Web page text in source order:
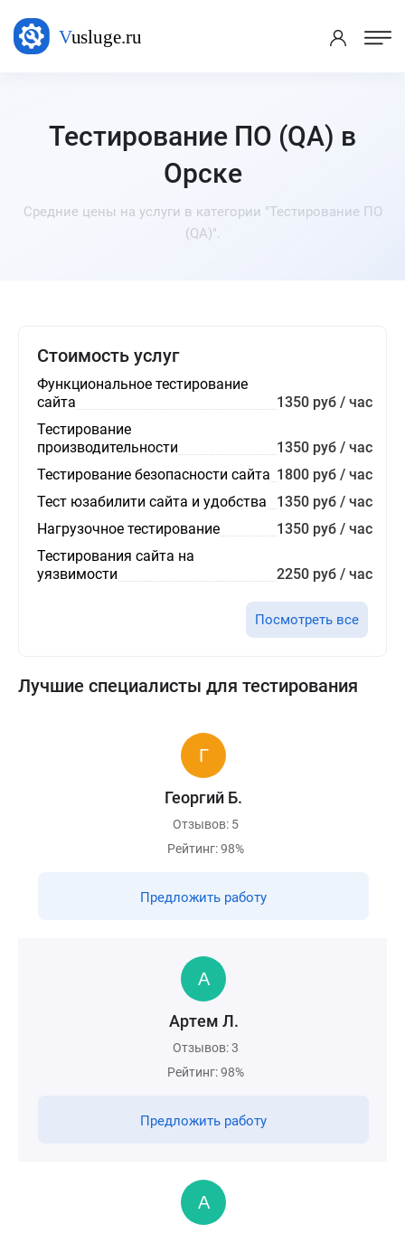
Тестирование ПО (QA) в
Орске
Средние цены на услуги в категории "Тестирование ПО
(QA)".
Стоимость услуг
Функциональное тестирование
сайта
1350 руб / час
Тестирование
производительности
1350 руб / час
Тестирование безопасности сайта 1800 руб / час
Тест юзабилити сайта и удобства
1350 руб / час
Нагрузочное тестирование
1350 руб / час
Тестирования сайта на
уязвимости
2250 руб / час
Посмотреть все
Лучшие специалисты для тестирования
Георгий Б.
Отзывов: 5
Рейтинг: 98%
Предложить работу
Артем Л.
Отзывов: 3
Рейтинг: 98%
Предложить работу